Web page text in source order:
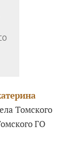
Томского
ГО